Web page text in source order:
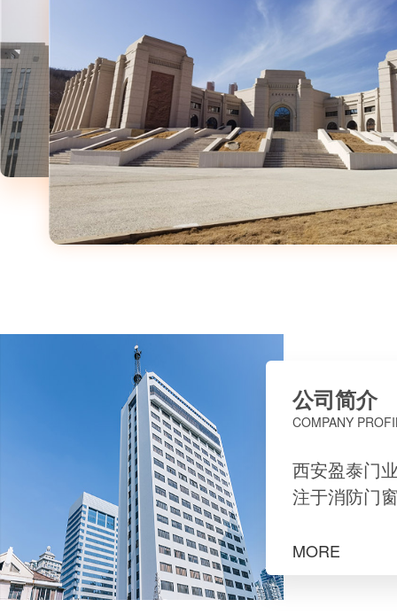
公司简介
COMPANY
西安盈泰门
注于消防门
售、安装、
MORE